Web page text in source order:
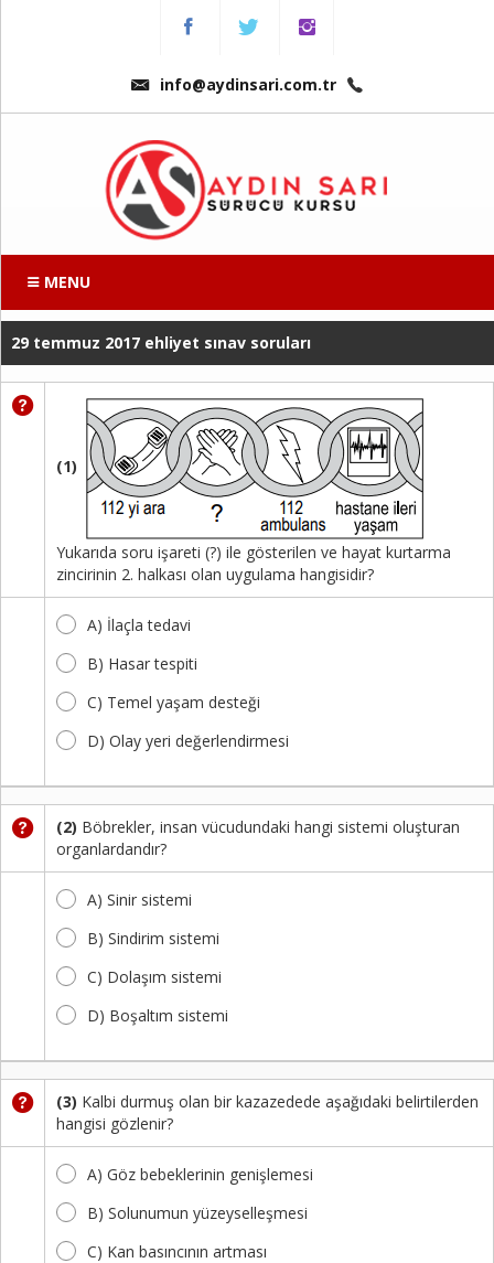
info@aydinsari.com.tr
MENU
29 temmuz 2017 ehliyet sınav soruları
(1)
Yukarıda soru işareti (?) ile gösterilen ve hayat kurtarma
zincirinin 2. halkası olan uygulama hangisidir?
A) İlaçla tedavi
B) Hasar tespiti
C) Temel yaşam desteği
D) Olay yeri değerlendirmesi
(2) Böbrekler, insan vücudundaki hangi sistemi oluşturan
organlardandır?
A) Sinir sistemi
B) Sindirim sistemi
C) Dolaşım sistemi
D) Boşaltım sistemi
(3) Kalbi durmuş olan bir kazazedede aşağıdaki belirtilerden
hangisi gözlenir?
A) Göz bebeklerinin genişlemesi
B) Solunumun yüzeyselleşmesi
C) Kan basıncının artması
Fiyatlarımız
Kursumuzdan
Ders
Videoları
Sınav
Soruları
Online
İletişim